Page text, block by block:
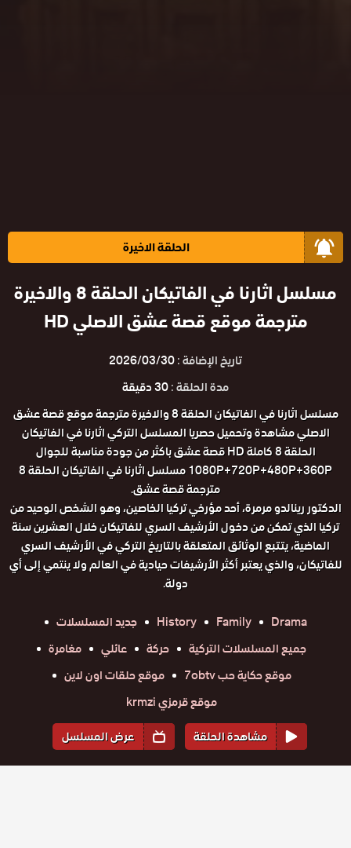
الحلقة الاخيرة
مسلسل اثارنا في الفاتيكان الحلقة 8 والاخيرة
مترجمة موقع قصة عشق الاصلي HD
تاريخ الإضافة :2026/03/30
مدة الحلقة :30 دقيقة
مسلسل اثارنا في الفاتيكان الحلقة 8 والاخيرة مترجمة موقع قصة عشق
الاصلي مشاهدة وتحميل حصريا المسلسل التركي اثارنا في الفاتيكان
الحلقة 8 كاملة HD قصة عشق باكثر من جودة مناسبة للجوال
1080P+720P+480P+360P مسلسل اثارنا في الفاتيكان الحلقة 8
مترجمة قصة عشق.
الدكتور رينالدو مرمرة، أحد مؤرخي تركيا الخاصين، وهو الشخص الوحيد من
تركيا الذي تمكن من دخول الأرشيف السري للفاتيكان خلال العشرين سنة
الماضية، يتتبع الوثائق المتعلقة بالتاريخ التركي في الأرشيف السري
للفاتيكان، والذي يعتبر أكثر الأرشيفات حيادية في العالم ولا ينتمي إلى أي
دولة.
Drama
Family
History
جديد المسلسلات
جميع المسلسلات التركية
حركة عائلي
مغامرة
موقع حكاية حب 7obtv
موقع حلقات اون لاين
موقع قرمزي krmzi
مشاهدة الحلقة
عرض المسلسل